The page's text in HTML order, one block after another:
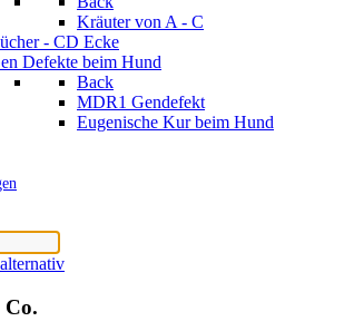
Kräuter von A - C
- CD Ecke
Defekte beim Hund
Back
MDR1 Gendefekt
Eugenische Kur beim Hund
Co.